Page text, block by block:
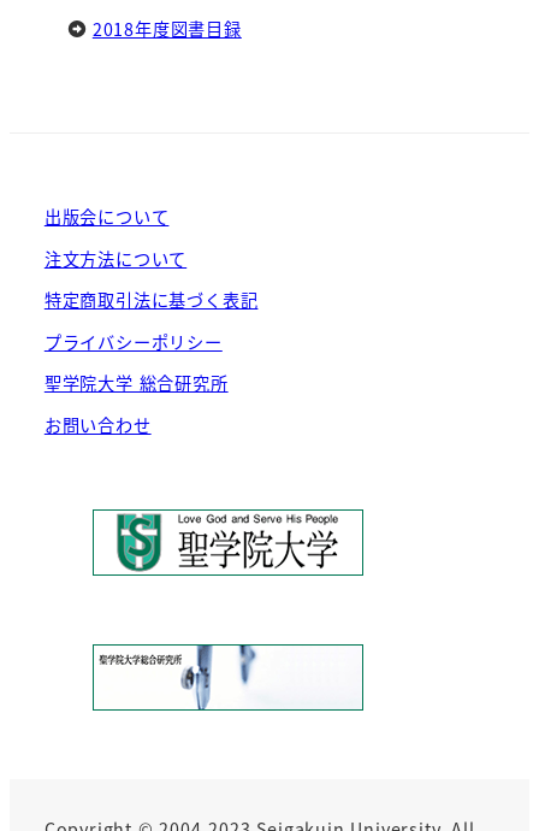
2018年度図書目録
出版会について
注文方法について
特定商取引法に基づく表記
プライバシーポリシー
聖学院大学 総合研究所
お問い合わせ